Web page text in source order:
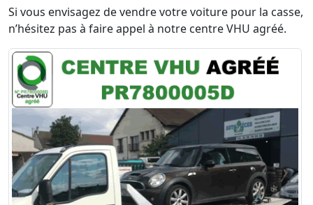
Si vous envisagez de vendre votre voiture pour la casse,
n’hésitez pas à faire appel à notre centre VHU agréé.